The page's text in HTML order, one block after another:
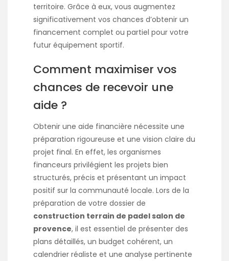
territoire. Grâce à eux, vous augmentez
significativement vos chances d’obtenir un
financement complet ou partiel pour votre
futur équipement sportif.
Comment maximiser vos
chances de recevoir une
aide ?
Obtenir une aide financière nécessite une
préparation rigoureuse et une vision claire du
projet final. En effet, les organismes
financeurs privilégient les projets bien
structurés, précis et présentant un impact
positif sur la communauté locale. Lors de la
préparation de votre dossier de
construction terrain de padel salon de
provence, il est essentiel de présenter des
plans détaillés, un budget cohérent, un
calendrier réaliste et une analyse pertinente